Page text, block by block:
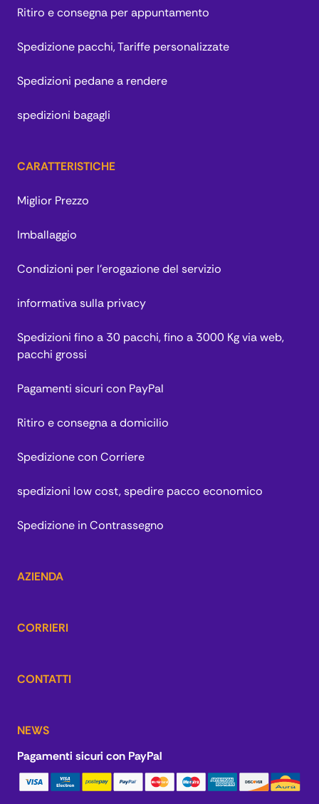
Ritiro e consegna per appuntamento
Spedizione pacchi, Tariffe personalizzate
Spedizioni pedane a rendere
spedizioni bagagli
CARATTERISTICHE
Miglior Prezzo
Imballaggio
Condizioni per l’erogazione del servizio
informativa sulla privacy
Spedizioni fino a 30 pacchi, fino a 3000 Kg via web,
pacchi grossi
Pagamenti sicuri con PayPal
Ritiro e consegna a domicilio
Spedizione con Corriere
spedizioni low cost, spedire pacco economico
Spedizione in Contrassegno
AZIENDA
CORRIERI
CONTATTI
NEWS
Pagamenti sicuri con PayPal